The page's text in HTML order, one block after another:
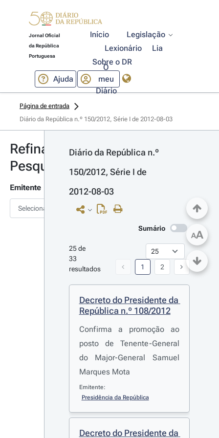
Jornal Oficial
da República
Portuguesa
Início
Legislação
Lexionário
Lia
Sobre o DR
Ajuda
O
meu
Diário
Página de entrada
Diário da República n.º 150/2012, Série I de 2012-08-03
Refinar
Pesquisa
Emitente
Selecionar
Diário da República n.º
150/2012, Série I de
2012-08-03
Sumário
25 de
33
resultados
1 2
Decreto do Presidente da
República n.º 108/2012
Confirma a promoção ao
posto de Tenente-General
do Major-General Samuel
Marques Mota
Emitente:
Presidência da República
Decreto do Presidente da
AA